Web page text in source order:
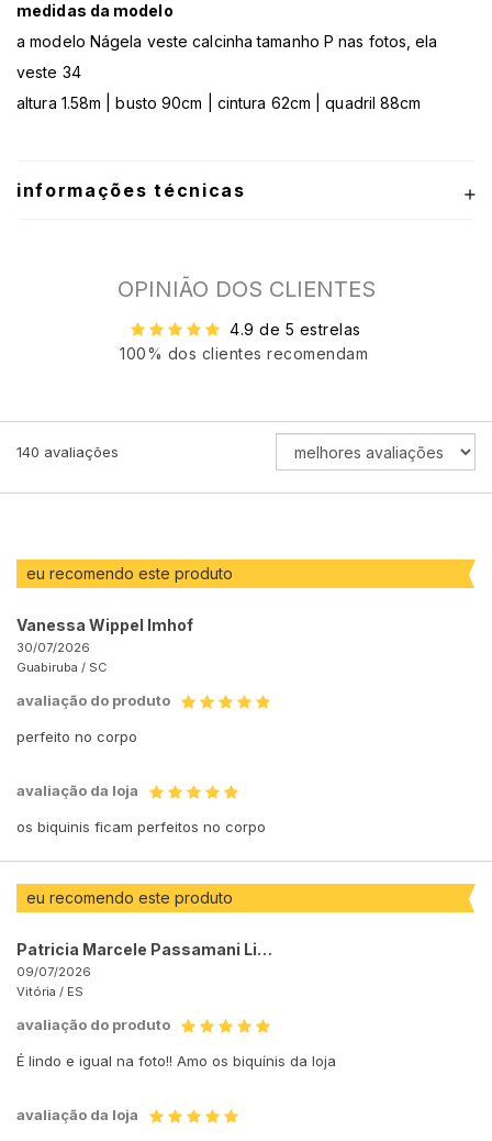
medidas da modelo
a modelo Nágela veste calcinha tamanho P nas fotos, ela
veste 34
altura 1.58m | busto 90cm | cintura 62cm | quadril 88cm
informações técnicas
OPINIÃO DOS CLIENTES
4.9 de 5 estrelas
100% dos clientes recomendam
140 avaliações
ORDENAR
AVALIAÇÕES
eu recomendo este produto
Vanessa Wippel Imhof
30/07/2026
Guabiruba / SC
avaliação do produto
perfeito no corpo
avaliação da loja
os biquinis ficam perfeitos no corpo
eu recomendo este produto
Patricia Marcele Passamani Lima
09/07/2026
Vitória / ES
avaliação do produto
É lindo e igual na foto!! Amo os biquínis da loja
avaliação da loja